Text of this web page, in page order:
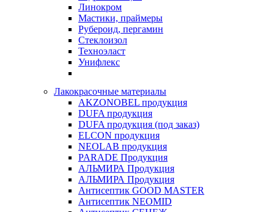
Линокром
Мастики, праймеры
Рубероид, пергамин
Стеклоизол
Техноэласт
Унифлекс
Лакокрасочные материалы
AKZONOBEL продукция
DUFA продукция
DUFA продукция (под заказ)
ELCON продукция
NEOLAB продукция
PARADE Продукция
АЛЬМИРА Продукция
АЛЬМИРА Продукция
Антисептик GOOD MASTER
Антисептик NEOMID